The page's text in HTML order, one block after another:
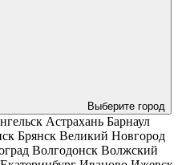
Выберите город
Астрахань Барнаул
Брянск Великий Новгород
Волгодонск Волжский